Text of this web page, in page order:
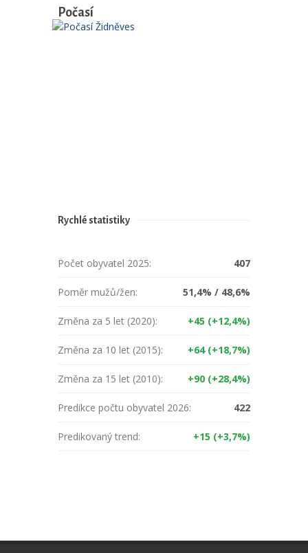
Počasí
Rychlé statistiky
Počet obyvatel 2025: 407
Poměr mužů/žen: 51,4% / 48,6%
Změna za 5 let (2020): +45 (+12,4%)
Změna za 10 let (2015): +64 (+18,7%)
Změna za 15 let (2010): +90 (+28,4%)
Predikce počtu obyvatel 2026: 422
Predikovaný trend: +15 (+3,7%)